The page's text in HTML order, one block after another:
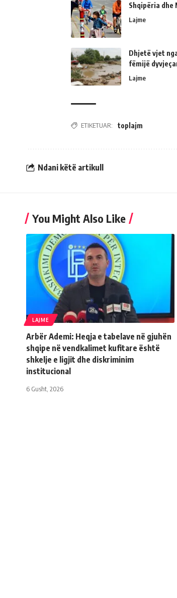
Shqipëria dhe
Lajme
Dhjetë vjet
fëmijë
Lajme
ETIKETUAR: toplajm
Ndani këtë artikull
You Might Also Like
LAJME
Arbër Ademi: Heqja e tabelave në gjuhën
shqipe në vendkalimet kufitare është
shkelje e ligjit dhe diskriminim
institucional
6 Gusht, 2026